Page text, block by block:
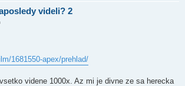
videli? 2
1681550-apex/prehlad/
videne 1000x. Az mi je divne ze sa herecka